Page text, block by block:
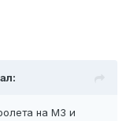
на M3 и